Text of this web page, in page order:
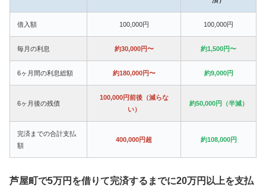
借入額 100,000円 100,000円
毎月の利息 約30,000円〜 約1,500円〜
6ヶ月間の利息総額 約180,000円〜 約9,000円
6ヶ月後の残債
100,000円前後（減らな
い）
約50,000円（半減）
完済までの合計支払
額
400,000円超 約108,000円
芦屋町で5万円を借りて完済するまでに20万円以上を支払